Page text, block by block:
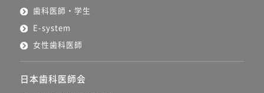
歯科医師・学生
E-system
女性歯科医師
日本歯科医師会